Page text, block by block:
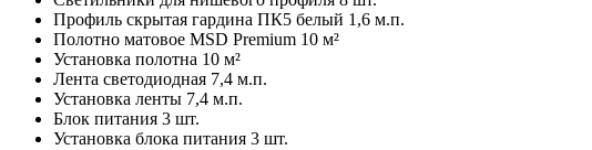
Профиль скрытая гардина ПК5 белый 1,6 м.п.
Полотно матовое MSD Premium 10 м²
Установка полотна 10 м²
Лента светодиодная 7,4 м.п.
Установка ленты 7,4 м.п.
Блок питания 3 шт.
Установка блока питания 3 шт.